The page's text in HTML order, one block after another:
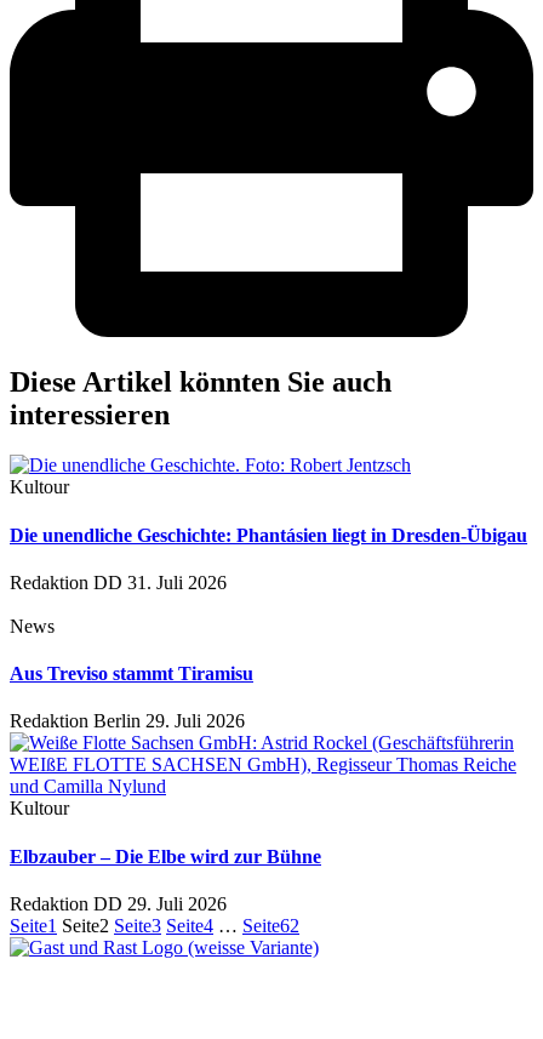
Diese Artikel könnten Sie auch
interessieren
Kultour
Die unendliche Geschichte: Phantásien liegt in Dresden-Übigau
Redaktion DD 31. Juli 2026
News
Aus Treviso stammt Tiramisu
Redaktion Berlin 29. Juli 2026
Kultour
Elbzauber – Die Elbe wird zur Bühne
Redaktion DD 29. Juli 2026
Seite1 Seite2 Seite3 Seite4 … Seite62